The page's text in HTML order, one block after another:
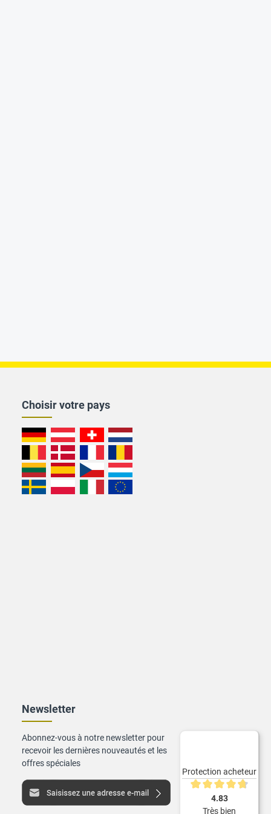
Choisir votre pays
Newsletter
Abonnez-vous à notre newsletter pour
recevoir les dernières nouveautés et les
offres spéciales
Protection acheteur
Note moyenne de
4.83
Très bien